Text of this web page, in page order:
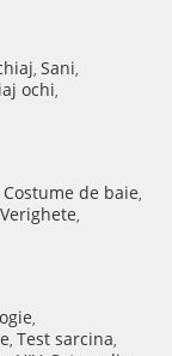
, Sani,
ochi,
Costume de baie,
Verighete,
,
, Test sarcina,